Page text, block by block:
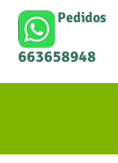
Pedidos
663658948